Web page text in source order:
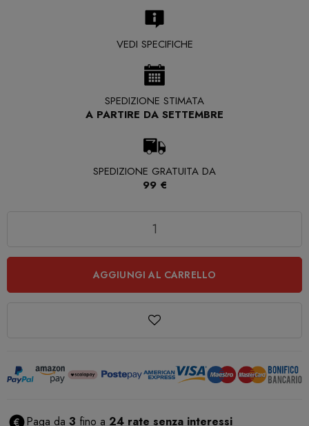
VEDI SPECIFICHE
SPEDIZIONE STIMATA
A PARTIRE DA SETTEMBRE
SPEDIZIONE GRATUITA DA
99 €
AGGIUNGI AL CARRELLO
Paga da 3 fino a 24 rate senza interessi